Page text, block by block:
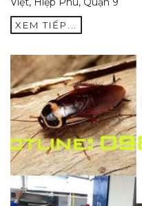
XEM TIẾP...